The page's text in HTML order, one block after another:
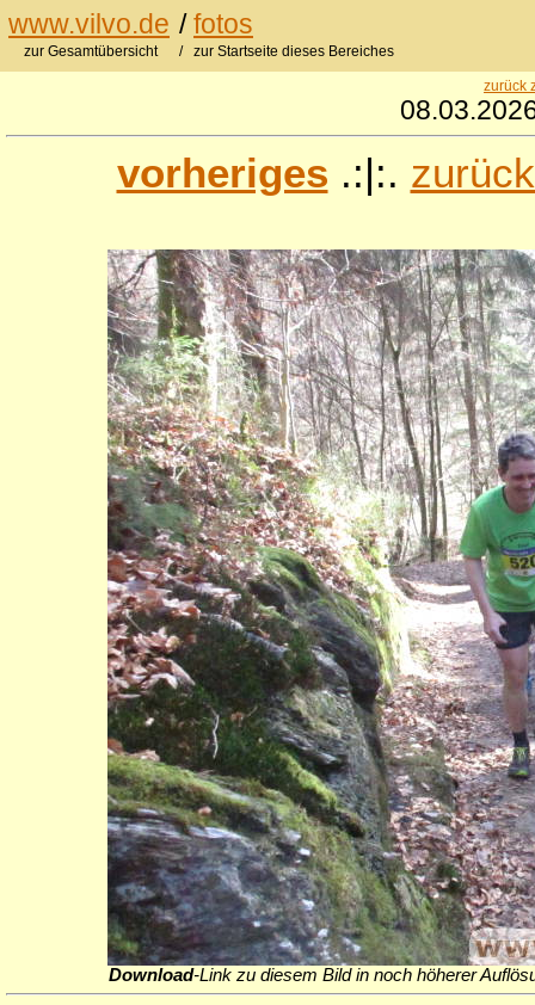
www.vilvo.de /fotos
zur Gesamtübersicht / zur Startseite dieses Bereiches
zurück
vorheriges .:|:.
Download-Link zu diesem Bild in noch höherer